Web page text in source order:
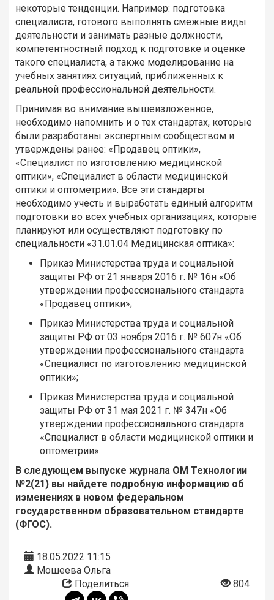
некоторые тенденции. Например: подготовка
специалиста, готового выполнять смежные виды
деятельности и занимать разные должности,
компетентностный подход к подготовке и оценке
такого специалиста, а также моделирование на
учебных занятиях ситуаций, приближенных к
реальной профессиональной деятельности.
Принимая во внимание вышеизложенное,
необходимо напомнить и о тех стандартах, которые
были разработаны экспертным сообществом и
утверждены ранее: «Продавец оптики»,
«Специалист по изготовлению медицинской
оптики», «Специалист в области медицинской
оптики и оптометрии». Все эти стандарты
необходимо учесть и выработать единый алгоритм
подготовки во всех учебных организациях, которые
планируют или осуществляют подготовку по
специальности «31.01.04 Медицинская оптика»:
Приказ Министерства труда и социальной
защиты РФ от 21 января 2016 г. № 16н «Об
утверждении профессионального стандарта
«Продавец оптики»;
Приказ Министерства труда и социальной
защиты РФ от 03 ноября 2016 г. № 607н «Об
утверждении профессионального стандарта
«Специалист по изготовлению медицинской
оптики»;
Приказ Министерства труда и социальной
защиты РФ от 31 мая 2021 г. № 347н «Об
утверждении профессионального стандарта
«Специалист в области медицинской оптики и
оптометрии».
В следующем выпуске журнала ОМ Технологии
№2(21) вы найдете подробную информацию об
изменениях в новом федеральном
государственном образовательном стандарте
(ФГОС).
18.05.2022 11:15
Мошеева Ольга
Поделиться:
804